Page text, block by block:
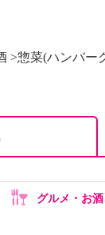
>惣菜(ハンバー
グルメ・お酒